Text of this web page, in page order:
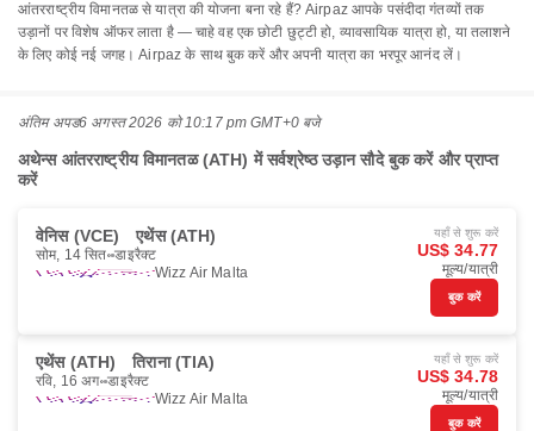
आंतरराष्ट्रीय विमानतळ से यात्रा की योजना बना रहे हैं? Airpaz आपके पसंदीदा गंतव्यों तक
उड़ानों पर विशेष ऑफर लाता है — चाहे वह एक छोटी छुट्टी हो, व्यावसायिक यात्रा हो, या तलाशने
के लिए कोई नई जगह। Airpaz के साथ बुक करें और अपनी यात्रा का भरपूर आनंद लें।
अंतिम अपड6 अगस्त 2026 को 10:17 pm GMT+0 बजे
अथेन्स आंतरराष्ट्रीय विमानतळ (ATH) में सर्वश्रेष्ठ उड़ान सौदे बुक करें और प्राप्त
करें
वेनिस (VCE) एथेंस (ATH)
सोम, 14 सित॰ डाइरैक्ट
Wizz Air Malta
यहाँ से शुरू करें
US$ 34.77
मूल्य/यात्री
बुक करें
एथेंस (ATH) तिराना (TIA)
रवि, 16 अग॰ डाइरैक्ट
Wizz Air Malta
यहाँ से शुरू करें
US$ 34.78
मूल्य/यात्री
बुक करें